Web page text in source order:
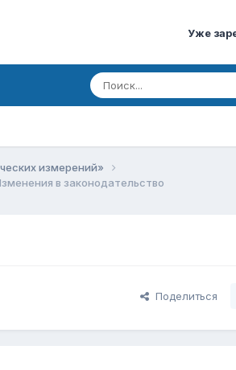
Уже
измерений»
в законодательство
Поделиться